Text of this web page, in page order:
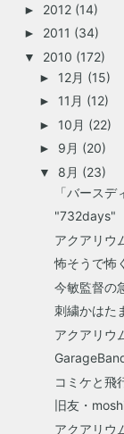
► 2012 (14)
► 2011 (34)
▼ 2010 (172)
► 12月 (15)
► 11月 (12)
► 10月 (22)
► 9月 (20)
▼ 8月 (23)
「バース
"732days"
アクアリウ
怖そうで怖
今敏監督の
刺繍かはた
アクアリウ
コミケと飛
旧友・
アクアリウ